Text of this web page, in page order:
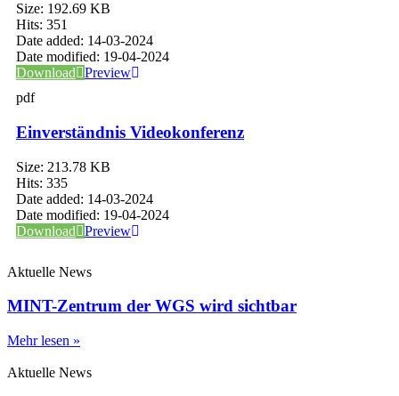
Size: 192.69 KB
Hits: 351
Date added: 14-03-2024
Date modified: 19-04-2024
Download
Preview
pdf
Einverständnis Videokonferenz
Size: 213.78 KB
Hits: 335
Date added: 14-03-2024
Date modified: 19-04-2024
Download
Preview
Aktuelle News
MINT-Zentrum der WGS wird sichtbar
Mehr lesen »
Aktuelle News